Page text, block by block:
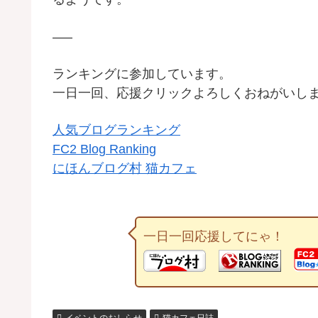
—–
ランキングに参加しています。
一日一回、応援クリックよろしくおねがいし
人気ブログランキング
FC2 Blog Ranking
にほんブログ村 猫カフェ
一日一回応援してにゃ！